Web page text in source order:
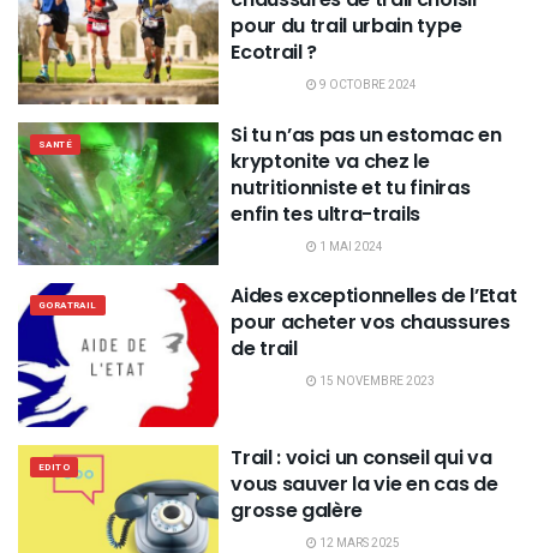
pour du trail urbain type
Ecotrail ?
9 OCTOBRE 2024
SANTÉ
Si tu n’as pas un estomac en
kryptonite va chez le
nutritionniste et tu finiras
enfin tes ultra-trails
1 MAI 2024
GORATRAIL
Aides exceptionnelles de l’Etat
pour acheter vos chaussures
de trail
15 NOVEMBRE 2023
EDITO
Trail : voici un conseil qui va
vous sauver la vie en cas de
grosse galère
12 MARS 2025